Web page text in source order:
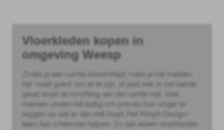
Vloerkleden kopen in
omgeving Weesp
Zodra je een ruimte binnenstapt, merk je het meteen:
het ‘voelt goed’ om er te zijn, of juist niet. In het laatste
geval klopt de inrichting van die ruimte niet. Veel
mensen vinden het lastig om precies hun vinger te
leggen op wàt er dan niet klopt. Het Morph Design-
team kan u hiermee helpen. Zo kan alleen vloerkleden